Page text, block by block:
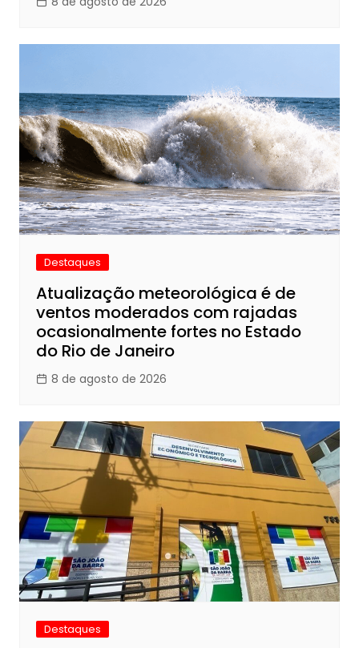
Destaques
Atualização meteorológica é de
ventos moderados com rajadas
ocasionalmente fortes no Estado
do Rio de Janeiro
8 de agosto de 2026
Destaques